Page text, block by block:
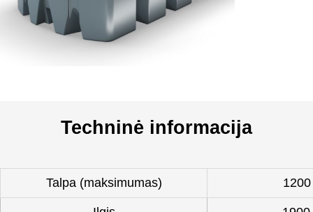
Techninė informacija
Talpa (maksimumas)